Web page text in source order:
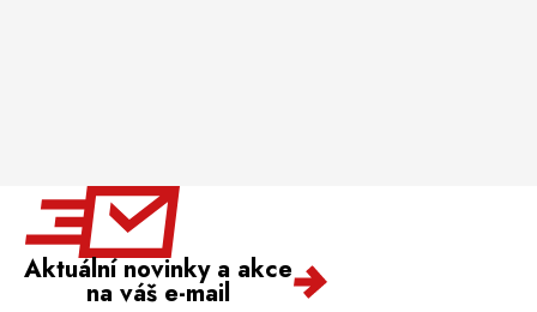
Aktuální novinky a akce
na váš e-mail